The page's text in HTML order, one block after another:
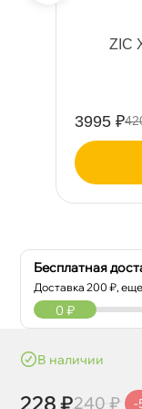
ZIC
3995 ₽
Бесплатная
Доставка200 ₽,
0 ₽
наличии
228 ₽240 ₽ -